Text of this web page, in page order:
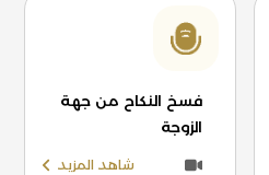
فسخ النكاح من جهة
الزوجة
شاهد المزيد